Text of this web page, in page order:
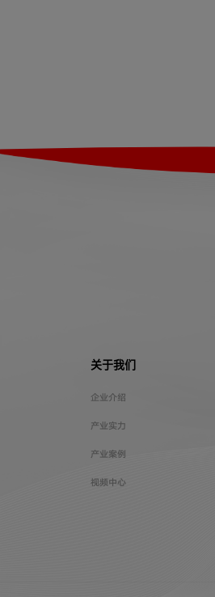
关于我们
企业介绍
产业实力
产业案例
视频中心